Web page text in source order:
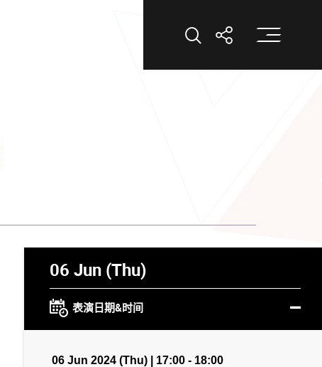
打开搜索打开分享打
06 Jun (Thu)
表演日期&时间
06 Jun 2024 (Thu) | 17:00 - 18:00